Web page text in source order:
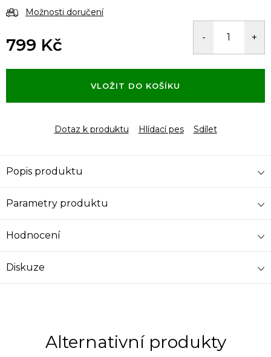
Možnosti doručení
799 Kč
cena:
VLOŽIT DO KOŠÍKU
Dotaz k produktu Hlídací pes Sdílet
Popis produktu
Parametry produktu
Hodnocení
Diskuze